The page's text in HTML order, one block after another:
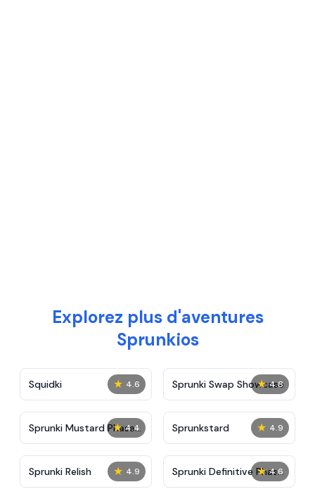
Explorez plus d'aventures
Sprunkios
★ 4.6
Squidki ★ 4.8
Sprunki Swap Showcase
★ 4.4
Sprunki Mustard Phase
2
★ 4.9
Sprunkstard
★ 4.9
Sprunki Relish ★ 4.6
Sprunki Definitive Phase
7